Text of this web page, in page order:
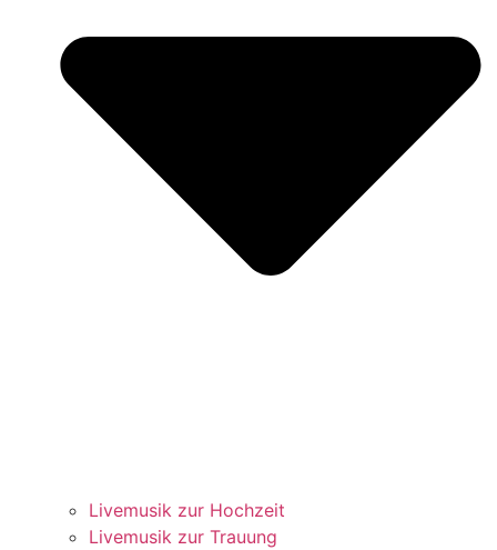
Livemusik zur Hochzeit
Livemusik zur Trauung